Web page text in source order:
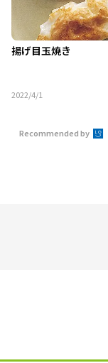
揚げ目玉焼き
2022/4/1
Recommended by